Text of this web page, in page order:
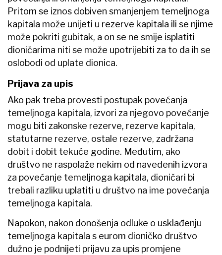
Pritom se iznos dobiven smanjenjem temeljnoga
kapitala može unijeti u rezerve kapitala ili se njime
može pokriti gubitak, a on se ne smije isplatiti
dioničarima niti se može upotrijebiti za to da ih se
oslobodi od uplate dionica.
Prijava za upis
Ako pak treba provesti postupak povećanja
temeljnoga kapitala, izvori za njegovo povećanje
mogu biti zakonske rezerve, rezerve kapitala,
statutarne rezerve, ostale rezerve, zadržana
dobit i dobit tekuće godine. Međutim, ako
društvo ne raspolaže nekim od navedenih izvora
za povećanje temeljnoga kapitala, dioničari bi
trebali razliku uplatiti u društvo na ime povećanja
temeljnoga kapitala.
Napokon, nakon donošenja odluke o usklađenju
temeljnoga kapitala s eurom dioničko društvo
dužno je podnijeti prijavu za upis promjene